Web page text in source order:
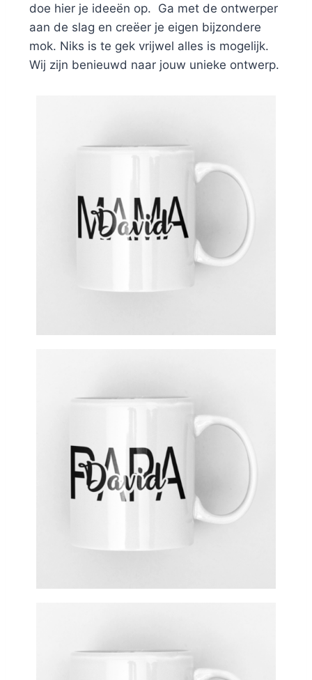
doe hier je ideeën op. Ga met de ontwerper
aan de slag en creëer je eigen bijzondere
mok. Niks is te gek vrijwel alles is mogelijk.
Wij zijn benieuwd naar jouw unieke ontwerp.